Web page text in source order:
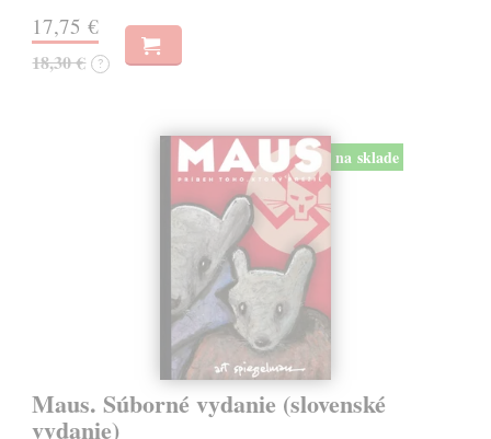
17,75 €
18,30 € ?
na sklade
Maus. Súborné vydanie (slovenské
vydanie)